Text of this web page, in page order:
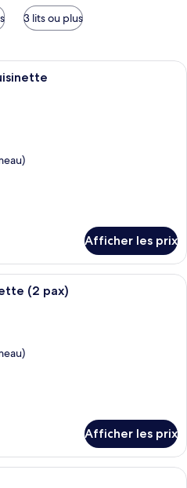
3 lits ou plus
Un bâtiment moderne à la façade
Afficher les prix
Un espace extérieur abrité, avec
(2 pax)
Afficher les prix